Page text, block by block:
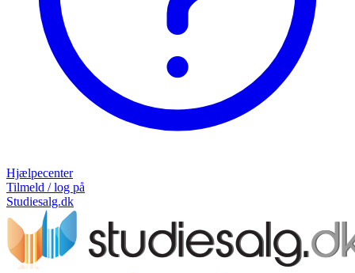
Hjælpecenter
Tilmeld / log på
Studiesalg.dk